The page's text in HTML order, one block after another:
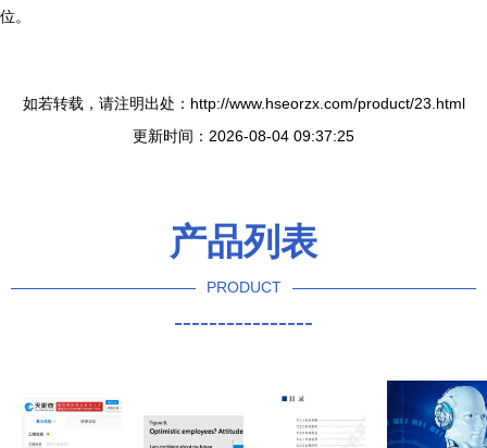
位。
如若转载，请注明出处：http://www.hseorzx.com/product/23.html
更新时间：2026-08-04 09:37:25
产品列表
PRODUCT
----------------